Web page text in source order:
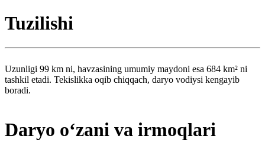
Tuzilishi
Uzunligi 99 km ni, havzasining umumiy maydoni esa 684 km² ni
tashkil etadi. Tekislikka oqib chiqqach, daryo vodiysi kengayib
boradi.
Daryo oʻzani va irmoqlari